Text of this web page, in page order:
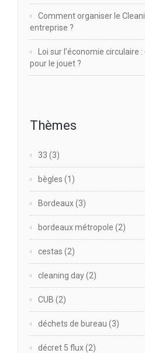
Comment organiser le
entreprise ?
Loi sur l’économie
pour le jouet ?
Thèmes
33 (3)
bègles (1)
Bordeaux(3)
bordeaux métropole (2)
cestas (2)
cleaning day(2)
CUB (2)
déchets de bureau (3)
décret 5 flux(2)